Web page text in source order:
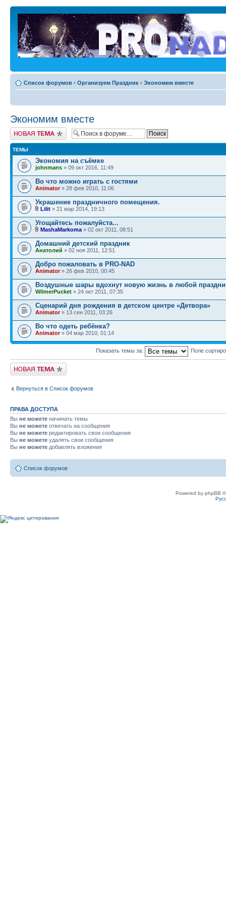
Список форумов ‹ Организуем Праздник ‹ Экономим вместе
Экономим вместе
Новая тема
ТЕМЫ
Экономия на съёмке
johnmans » 09 окт 2016, 11:49
Во что можно играть с гостями
Animator» 28 фев 2010, 11:06
Украшение праздничного помещения.
Lilit » 21 мар 2014, 19:13
Угощайтесь пожалуйста...
MashaMarkoma » 02 окт 2011, 08:51
Домашний детский праздник
Анатолий » 02 ноя 2011, 12:51
Добро пожаловать в PRO-NAD
Animator» 26 фев 2010, 00:45
Воздушные шары вдохнут новую жизнь в любой
WilmerPucket » 24 окт 2011, 07:35
Сценарий дня рождения в детском центре «Детвора»
Animator» 13 сен 2011, 03:26
Во что одеть ребёнка?
Animator» 04 мар 2010, 01:14
Показать темы за: Поле
Новая тема
Вернуться в Список форумов
ПРАВА ДОСТУПА
Вы не можете начинать темы
Вы не можете отвечать на сообщения
Вы не можете редактировать свои сообщения
Вы не можете удалять свои сообщения
Вы не можете добавлять вложения
Список форумов
Powered by phpBB